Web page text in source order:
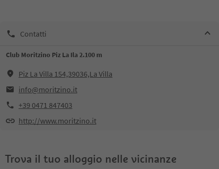
Contatti
Club Moritzino Piz La Ila 2.100 m
Piz La Villa 154,39036,La Villa
info@moritzino.it
+39 0471 847403
http://www.moritzino.it
Trova il tuo alloggio nelle vicinanze